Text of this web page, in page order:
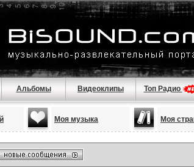
Альбомы Видеоклипы Топ Радио
Моя музыка Моя